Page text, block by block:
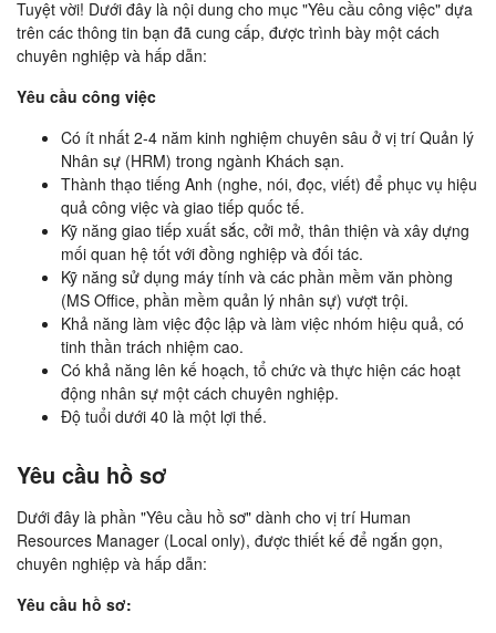
Tuyệt vời! Dưới đây là nội dung cho mục "Yêu cầu công việc" dựa
trên các thông tin bạn đã cung cấp, được trình bày một cách
chuyên nghiệp và hấp dẫn:
Yêu cầu công việc
Có ít nhất 2-4 năm kinh nghiệm chuyên sâu ở vị trí Quản lý
Nhân sự (HRM) trong ngành Khách sạn.
Thành thạo tiếng Anh (nghe, nói, đọc, viết) để phục vụ hiệu
quả công việc và giao tiếp quốc tế.
Kỹ năng giao tiếp xuất sắc, cởi mở, thân thiện và xây dựng
mối quan hệ tốt với đồng nghiệp và đối tác.
Kỹ năng sử dụng máy tính và các phần mềm văn phòng
(MS Office, phần mềm quản lý nhân sự) vượt trội.
Khả năng làm việc độc lập và làm việc nhóm hiệu quả, có
tinh thần trách nhiệm cao.
Có khả năng lên kế hoạch, tổ chức và thực hiện các hoạt
động nhân sự một cách chuyên nghiệp.
Độ tuổi dưới 40 là một lợi thế.
Yêu cầu hồ sơ
Dưới đây là phần "Yêu cầu hồ sơ" dành cho vị trí Human
Resources Manager (Local only), được thiết kế để ngắn gọn,
chuyên nghiệp và hấp dẫn:
Yêu cầu hồ sơ: